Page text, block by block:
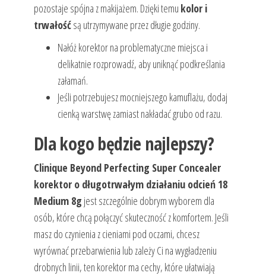
pozostaje spójna z makijażem. Dzięki temu kolor i
trwałośćsą utrzymywane przez długie godziny.
Nałóż korektor na problematyczne miejsca i
delikatnie rozprowadź, aby uniknąć podkreślania
załamań.
Jeśli potrzebujesz mocniejszego kamuflażu, dodaj
cienką warstwę zamiast nakładać grubo od razu.
Dla kogo będzie najlepszy?
Clinique Beyond Perfecting Super Concealer
korektor o długotrwałym działaniu odcień 18
Medium 8g jest szczególnie dobrym wyborem dla
osób, które chcą połączyć skuteczność z komfortem. Jeśli
masz do czynienia z cieniami pod oczami, chcesz
wyrównać przebarwienia lub zależy Ci na wygładzeniu
drobnych linii, ten korektor ma cechy, które ułatwiają